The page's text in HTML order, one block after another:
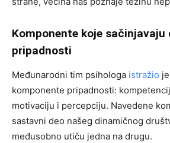
Komponente koje sačinjavaju
pripadnosti
Međunarodni tim psihologa istražio
komponente pripadnosti:
motivaciju i percepciju. Navedene
sastavni deo našeg dinamičnog
međusobno utiču jedna na drugu.